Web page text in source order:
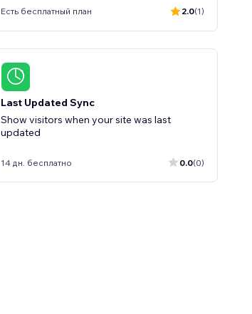
Есть бесплатный план 2.0(1)
Last Updated Sync
Show visitors when your site was last
updated
14 дн. бесплатно 0.0(0)